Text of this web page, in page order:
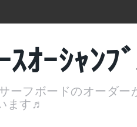
ｵｰｼｬﾝﾌ
ーフボードのオーダ
ます♬